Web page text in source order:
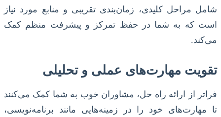
شامل مراحل کلیدی، زمان‌بندی تقریبی و منابع مورد نیاز
است که به شما در حفظ تمرکز و پیشرفت منظم کمک
می‌کند.
تقویت مهارت‌های عملی و تحلیلی
فراتر از ارائه راه حل، مشاوران خوب به شما کمک می‌کنند
تا مهارت‌های خود را در زمینه‌هایی مانند برنامه‌نویسی،